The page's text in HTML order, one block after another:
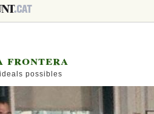
frontera
possibles